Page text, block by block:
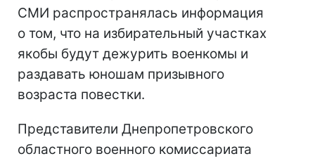
СМИ распространялась информация
о том, что на избирательный участках
якобы будут дежурить военкомы и
раздавать юношам призывного
возраста повестки.
Представители Днепропетровского
областного военного комиссариата